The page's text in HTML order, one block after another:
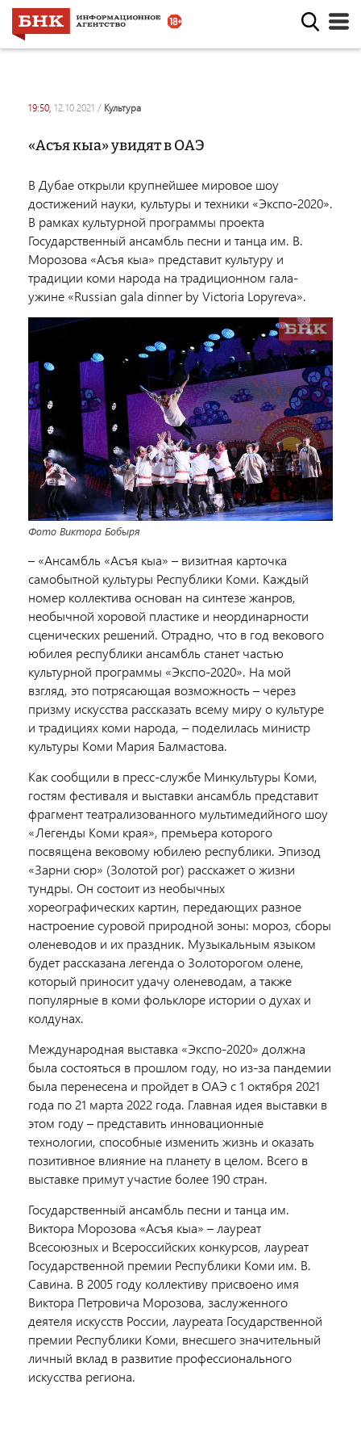
19:50, 12.10.2021 / культура
«Асъя кыа» увидят в ОАЭ
В Дубае открыли крупнейшее мировое шоу
достижений науки, культуры и техники «Экспо-2020».
В рамках культурной программы проекта
Государственный ансамбль песни и танца им. В.
Морозова «Асъя кыа» представит культуру и
традиции коми народа на традиционном гала-
ужине «Russian gala dinner by Victoria Lopyreva».
Фото Виктора Бобыря
– «Ансамбль «Асъя кыа» – визитная карточка
самобытной культуры Республики Коми. Каждый
номер коллектива основан на синтезе жанров,
необычной хоровой пластике и неординарности
сценических решений. Отрадно, что в год векового
юбилея республики ансамбль станет частью
культурной программы «Экспо-2020». На мой
взгляд, это потрясающая возможность – через
призму искусства рассказать всему миру о культуре
и традициях коми народа, – поделилась министр
культуры Коми Мария Балмастова.
Как сообщили в пресс-службе Минкультуры Коми,
гостям фестиваля и выставки ансамбль представит
фрагмент театрализованного мультимедийного шоу
«Легенды Коми края», премьера которого
посвящена вековому юбилею республики. Эпизод
«Зарни сюр» (Золотой рог) расскажет о жизни
тундры. Он состоит из необычных
хореографических картин, передающих разное
настроение суровой природной зоны: мороз, сборы
оленеводов и их праздник. Музыкальным языком
будет рассказана легенда о Золоторогом олене,
который приносит удачу оленеводам, а также
популярные в коми фольклоре истории о духах и
колдунах.
Международная выставка «Экспо-2020» должна
была состояться в прошлом году, но из-за пандемии
была перенесена и пройдет в ОАЭ с 1 октября 2021
года по 21 марта 2022 года. Главная идея выставки в
этом году – представить инновационные
технологии, способные изменить жизнь и оказать
позитивное влияние на планету в целом. Всего в
выставке примут участие более 190 стран.
Государственный ансамбль песни и танца им.
Виктора Морозова «Асъя кыа» – лауреат
Всесоюзных и Всероссийских конкурсов, лауреат
Государственной премии Республики Коми им. В.
Савина. В 2005 году коллективу присвоено имя
Виктора Петровича Морозова, заслуженного
деятеля искусств России, лауреата Государственной
премии Республики Коми, внесшего значительный
личный вклад в развитие профессионального
искусства региона.